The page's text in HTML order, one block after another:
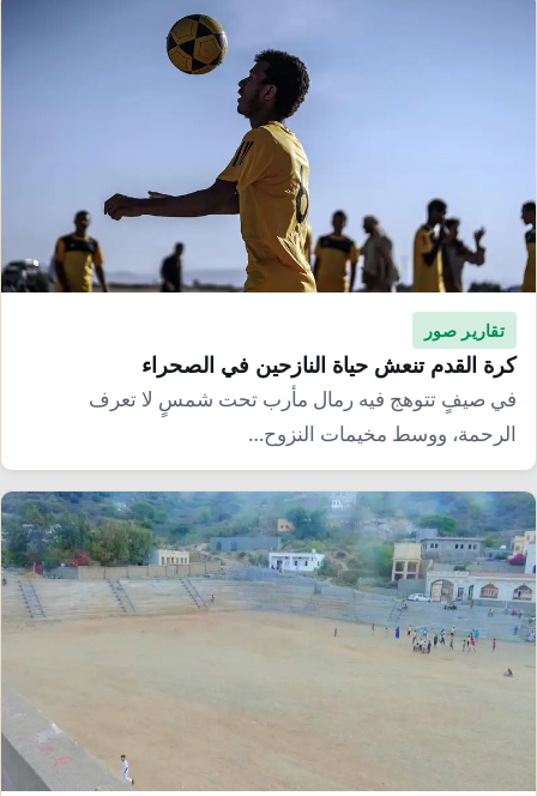
تقارير صور
كرة القدم تنعش حياة النازحين في الصحراء
في صيفٍ تتوهج فيه رمال مأرب تحت شمسٍ لا تعرف
الرحمة، ووسط مخيمات النزوح…